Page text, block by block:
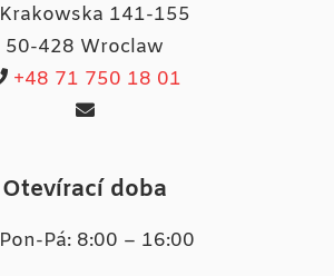
Krakowska 141-155
50-428 Wroclaw
+48 71 750 18 01
Otevírací doba
Pon-Pá: 8:00 – 16:00